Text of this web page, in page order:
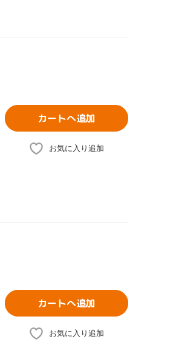
カートへ追加
お気に入り追加
カートへ追加
お気に入り追加